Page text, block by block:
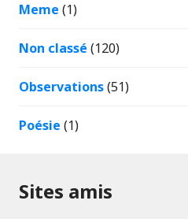
Meme (1)
Non classé (120)
Observations(51)
Poésie (1)
Sites amis